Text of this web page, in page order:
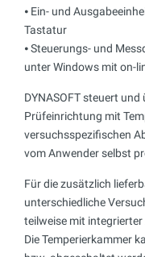
⦁ Ein- und
Tastatur
⦁ Steuerungs- und
unter Windows mit on-
DYNASOFT steuert
Prüfeinrichtung mit
versuchsspezifischen
vom Anwender selbst
Für die zusätzlich
unterschiedliche
teilweise mit
Die Temperierkammer